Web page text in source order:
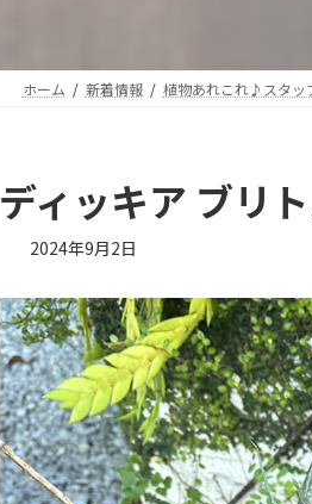
ホーム 新着情報 植物あれこれ♪スタッ
ディッキア ブ
2024年9月2日